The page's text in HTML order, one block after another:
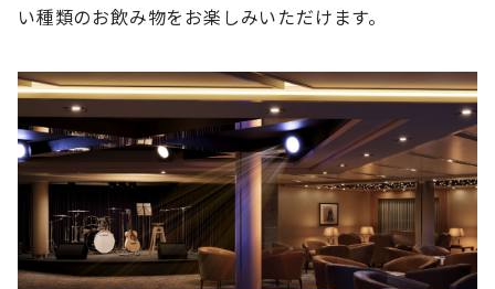
い種類のお飲み物をお楽しみいただけます。